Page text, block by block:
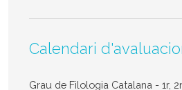
Calendari
Grau de Filologia Catalana - 1r,